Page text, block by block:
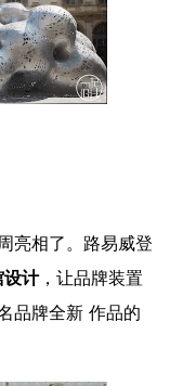
亮相了。路易威登
设计，让品牌装置
品牌全新 作品的